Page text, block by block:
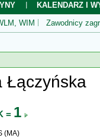
KALENDARZ I
WIM Zawodnicy
Łączyńska
= 1
(MA)